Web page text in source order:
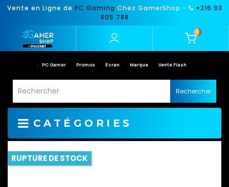
Vente en Ligne de PC Gaming Chez GamerShop -
+216 93
805 788
0
PC Gamer Promos Ecran Marque Vente Flash
Rechercher
CATÉGORIES
RUPTURE DE STOCK